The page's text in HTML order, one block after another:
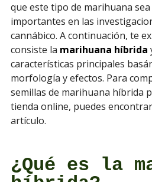
que este tipo de marihuana
importantes en las
cannábico. A continuación, te
consiste la marihuana híbrida
características principales
morfología y efectos. Para
semillas de marihuana híbrida
tienda online, puedes
artículo.
¿Qué es la